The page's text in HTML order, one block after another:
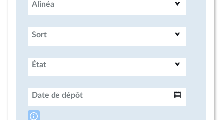
Alinéa
Sort
État
Date de dépôt